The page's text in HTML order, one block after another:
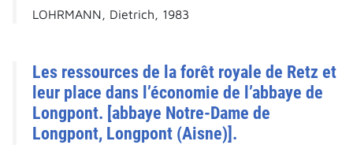
LOHRMANN, Dietrich, 1983
Les ressources de la forêt royale de Retz et
leur place dans l’économie de l’abbaye de
Longpont. [abbaye Notre-Dame de
Longpont, Longpont (Aisne)].